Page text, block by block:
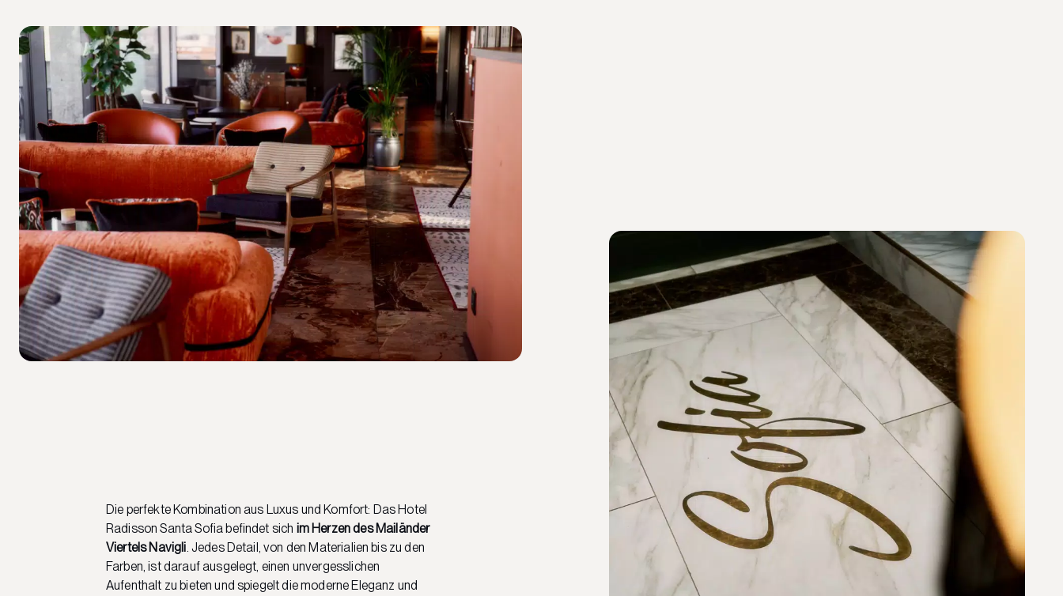
Die perfekte Kombination aus Luxus und Komfort: Das Hotel
Radisson Santa Sofia befindet sich im Herzen des Mailänder
Viertels Navigli. Jedes Detail, von den Materialien bis zu den
Farben, ist darauf ausgelegt, einen unvergesslichen
Aufenthalt zu bieten und spiegelt die moderne Eleganz und